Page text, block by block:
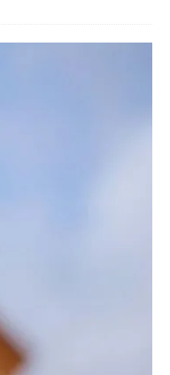
technologií